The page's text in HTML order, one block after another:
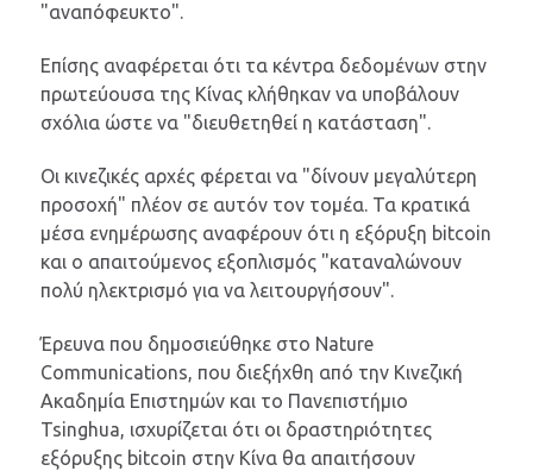
"αναπόφευκτο".
Επίσης αναφέρεται ότι τα κέντρα δεδομένων στην
πρωτεύουσα της Κίνας κλήθηκαν να υποβάλουν
σχόλια ώστε να "διευθετηθεί η κατάσταση".
Οι κινεζικές αρχές φέρεται να "δίνουν μεγαλύτερη
προσοχή" πλέον σε αυτόν τον τομέα. Τα κρατικά
μέσα ενημέρωσης αναφέρουν ότι η εξόρυξη bitcoin
και ο απαιτούμενος εξοπλισμός "καταναλώνουν
πολύ ηλεκτρισμό για να λειτουργήσουν".
Έρευνα που δημοσιεύθηκε στο Nature
Communications, που διεξήχθη από την Κινεζική
Ακαδημία Επιστημών και το Πανεπιστήμιο
Tsinghua, ισχυρίζεται ότι οι δραστηριότητες
εξόρυξης bitcoin στην Κίνα θα απαιτήσουν